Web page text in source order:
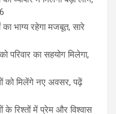
भाग्य रहेगा मजबूत, सारे
परिवार का सहयोग मिलेगा,
को मिलेंगे नए अवसर, पढ़ें
रिश्तों में प्रेम और विश्वास